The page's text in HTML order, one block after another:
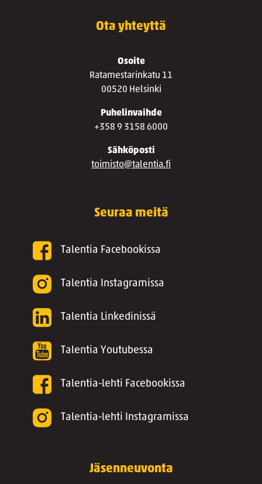
Ota yhteyttä
Osoite
Ratamestarinkatu 11
00520 Helsinki
Puhelinvaihde
+358 9 3158 6000
Sähköposti
toimisto@talentia.fi
Seuraa meitä
Talentia Facebookissa
Talentia Instagramissa
Talentia Linkedinissä
Talentia Youtubessa
Talentia-lehti Facebookissa
Talentia-lehti Instagramissa
Jäsenneuvonta